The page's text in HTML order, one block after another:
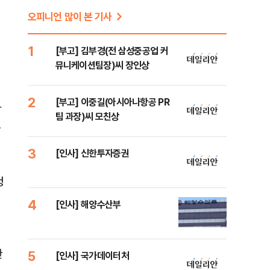
오피니언 많이 본 기사
1
[부고] 김부경(전 삼성중공업 커
뮤니케이션팀장)씨 장인상
2
[부고] 이중길(아시아나항공 PR
팀 과장)씨 모친상
3 [인사] 신한투자증권
4 [인사] 해양수산부
5 [인사] 국가데이터처